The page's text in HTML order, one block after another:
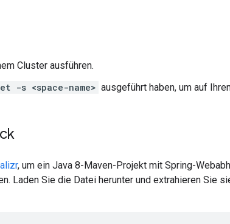
Cluster ausführen.
-s <space-name> ausgeführt haben, um auf
, um ein Java 8-Maven-Projekt mit Spring-
Laden Sie die Datei herunter und extrahieren Sie